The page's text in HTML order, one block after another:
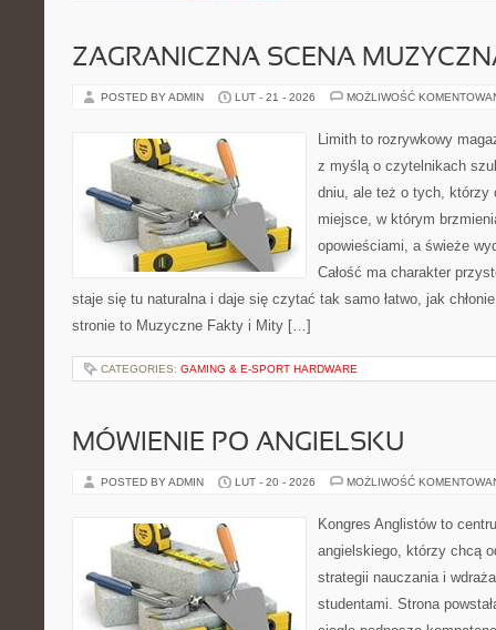
ZAGRANICZNA SCENA
POSTED BY ADMIN LUT - 21 - 2026 MOŻLIWOŚĆ
Limith to rozrywkowy
z myślą o czytelnikach
dniu, ale też o tych, którzy
miejsce, w którym
opowieściami, a świeże
Całość ma charakter
staje się tu naturalna i daje się czytać tak samo łatwo, jak
stronie to Muzyczne Fakty i Mity […]
CATEGORIES: GAMING & E-SPORT HARDWARE
MÓWIENIE PO ANGIELSKU
POSTED BY ADMIN LUT - 20 - 2026 MOŻLIWOŚĆ
Kongres Anglistów to
angielskiego, którzy chcą
strategii nauczania i
studentami. Strona